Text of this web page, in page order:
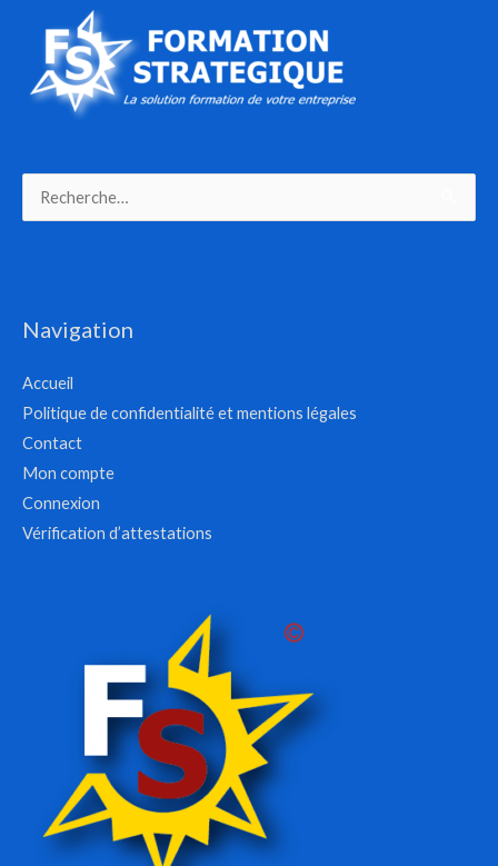
Rechercher :
Navigation
Accueil
Politique de confidentialité et mentions légales
Contact
Mon compte
Connexion
Vérification d’attestations